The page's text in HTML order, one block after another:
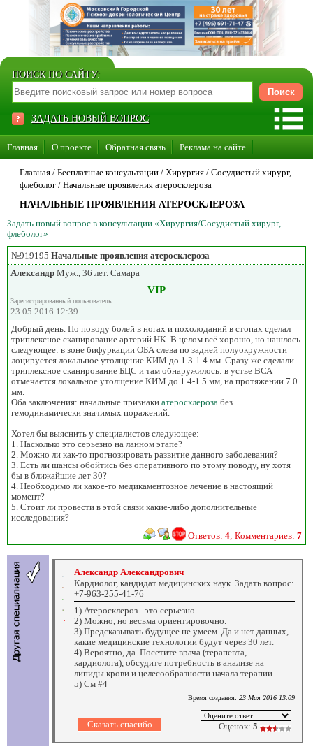
ПОИСК ПО САЙТУ:
ЗАДАТЬ НОВЫЙ ВОПРОС
Главная О проекте Обратная связь Реклама на сайте
Стать консультантом нашего сайта
Главная / Бесплатные консультации / Хирургия / Сосудистый хирург,
флеболог / Начальные проявления атеросклероза
НАЧАЛЬНЫЕ ПРОЯВЛЕНИЯ АТЕРОСКЛЕРОЗА
Задать новый вопрос в консультации «Хирургия/Сосудистый хирург,
флеболог»
№919195 Начальные проявления атеросклероза
Александр Муж., 36 лет. Самара
VIP
Зарегистрированный пользователь
23.05.2016 12:39
Добрый день. По поводу болей в ногах и похолоданий в стопах сделал
триплексное сканирование артерий НК. В целом всё хорошо, но нашлось
следующее: в зоне бифуркации ОБА слева по задней полуокружности
лоцируется локальное утолщение КИМ до 1.3-1.4 мм. Сразу же сделали
триплексное сканирование БЦС и там обнаружилось: в устье ВСА
отмечается локальное утолщение КИМ до 1.4-1.5 мм, на протяжении 7.0
мм.
Оба заключения: начальные признаки атеросклероза без
гемодинамически значимых поражений.
Хотел бы выяснить у специалистов следующее:
1. Насколько это серьезно на ланном этапе?
2. Можно ли как-то прогнозировать развитие данного заболевания?
3. Есть ли шансы обойтись без оперативного по этому поводу, ну хотя
бы в ближайшие лет 30?
4. Необходимо ли какое-то медикаментозное лечение в настоящий
момент?
5. Стоит ли провести в этой связи какие-либо дополнительные
исследования?
Ответов: 4; Комментариев: 7
Александр Александрович
Кардиолог, кандидат медицинских наук. Задать вопрос:
+7-963-255-41-76
1) Атеросклероз - это серьезно.
2) Можно, но весьма ориентировочно.
3) Предсказывать будущее не умеем. Да и нет данных,
какие медицинские технологии будут через 30 лет.
4) Вероятно, да. Посетите врача (терапевта,
кардиолога), обсудите потребность в анализе на
липиды крови и целесообразности начала терапии.
5) См #4
Время создания: 23 Мая 2016 13:09
Оценок: 5